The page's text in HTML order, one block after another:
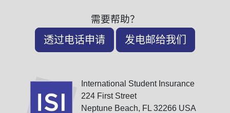
需要帮助？
透过电话申请 发电邮给我们
International Student Insurance
224 First Street
Neptune Beach, FL 32266 USA